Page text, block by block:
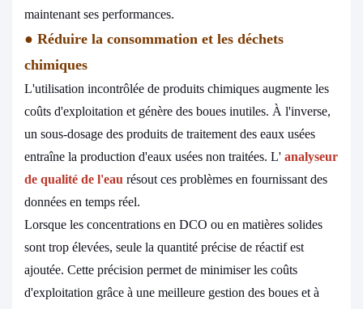
maintenant ses performances.
● Réduire la consommation et les déchets
chimiques
L'utilisation incontrôlée de produits chimiques augmente les
coûts d'exploitation et génère des boues inutiles. À l'inverse,
un sous-dosage des produits de traitement des eaux usées
entraîne la production d'eaux usées non traitées. L' analyseur
de qualité de l'eau résout ces problèmes en fournissant des
données en temps réel.
Lorsque les concentrations en DCO ou en matières solides
sont trop élevées, seule la quantité précise de réactif est
ajoutée. Cette précision permet de minimiser les coûts
d'exploitation grâce à une meilleure gestion des boues et à